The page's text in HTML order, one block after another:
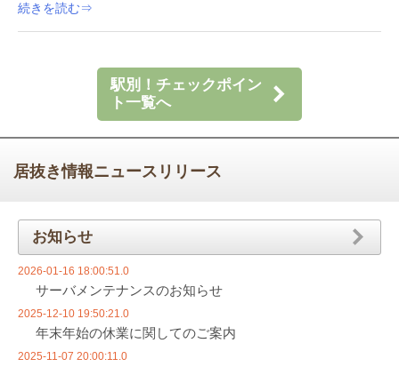
続きを読む⇒
駅別！チェックポイン
ト一覧へ
居抜き情報ニュースリリース
お知らせ
2026-01-16 18:00:51.0
サーバメンテナンスのお知らせ
2025-12-10 19:50:21.0
年末年始の休業に関してのご案内
2025-11-07 20:00:11.0